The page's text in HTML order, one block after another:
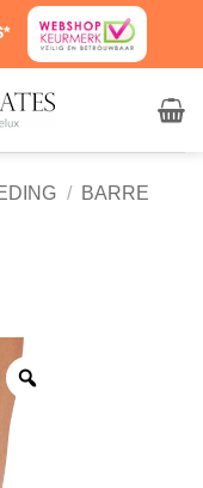
/
BARRE